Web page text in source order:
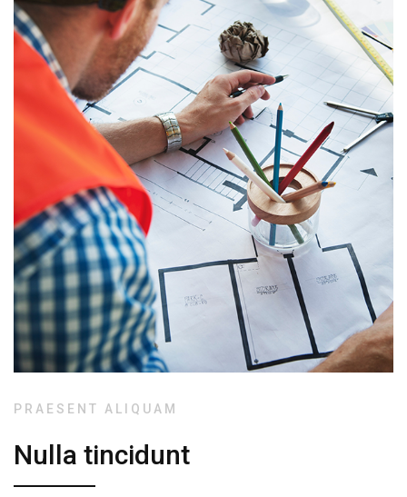
PRAESENT ALIQUAM
Nulla tincidunt